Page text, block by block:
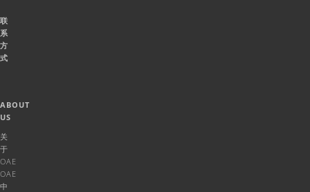
联
系
方
式
ABOUT
US
关
于
OAE
OAE
中